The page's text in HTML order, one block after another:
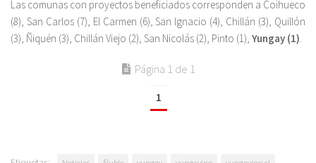
Las comunas con proyectos beneficiados corresponden a Coihueco
(8), San Carlos (7), El Carmen (6), San Ignacio (4), Chillán (3), Quillón
(3), Ñiquén (3), Chillán Viejo (2), San Nicolás (2), Pinto (1), Yungay (1).
Página 1 de 1
1